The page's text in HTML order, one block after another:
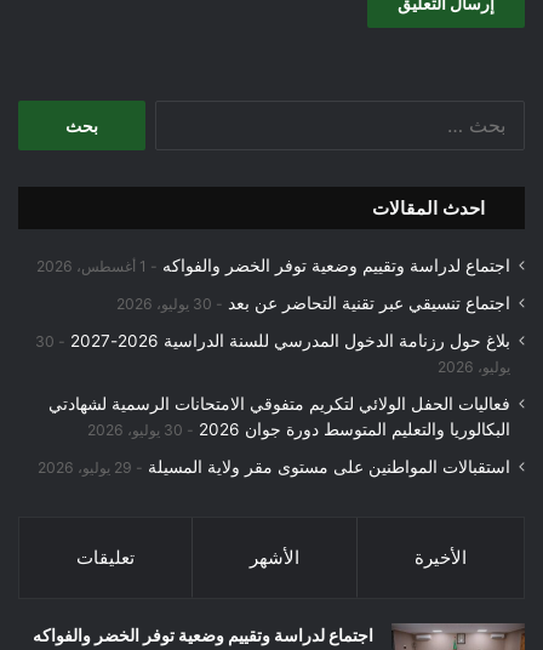
احدث المقالات
اجتماع لدراسة وتقييم وضعية توفر الخضر والفواكه 1 أغسطس، 2026
اجتماع تنسيقي عبر تقنية التحاضر عن بعد 30 يوليو، 2026
بلاغ حول رزنامة الدخول المدرسي للسنة الدراسية 2026-2027
30
يوليو، 2026
فعاليات الحفل الولائي لتكريم متفوقي الامتحانات الرسمية لشهادتي
البكالوريا والتعليم المتوسط دورة جوان 2026
30 يوليو، 2026
استقبالات المواطنين على مستوى مقر ولاية المسيلة 29 يوليو، 2026
الأخيرة الأشهر تعليقات
اجتماع لدراسة وتقييم وضعية توفر الخضر والفواكه